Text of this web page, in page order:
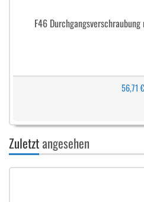
F46
56,71 €
Zuletztangesehen